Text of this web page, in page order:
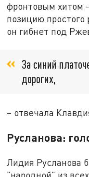
фронтовым хитом
позицию простого
он гибнет под
За синий
дорогих,
– отвечала
Русланова:
Лидия Русланова
"народной" из